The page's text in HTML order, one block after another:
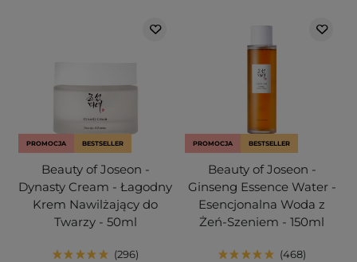
PROMOCJA BESTSELLER
Beauty of Joseon -
Dynasty Cream - Łagodny
Krem Nawilżający do
Twarzy - 50ml
296
PROMOCJA BESTSELLER
Beauty of Joseon -
Ginseng Essence Water -
Esencjonalna Woda z
Żeń-Szeniem - 150ml
468